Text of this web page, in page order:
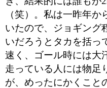
（笑）。私は一昨年
いたので、ジョギング
いだろうとタカを括っ
速く、ゴール時には大
走っている人には物足
が、めったにかくこと